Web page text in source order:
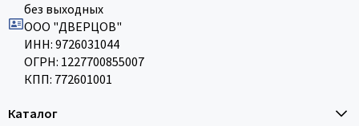
без выходных
ООО "ДВЕРЦОВ"
ИНН: 9726031044
ОГРН: 1227700855007
КПП: 772601001
Каталог